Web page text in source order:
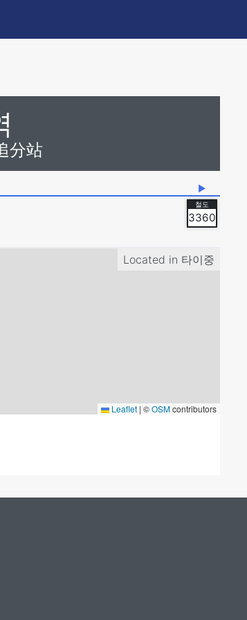
分站
▶
3360
Located in 타이중
Leaflet | ©OSMcontributors